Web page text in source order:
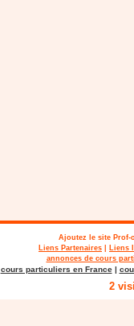
Ajoutez le site Prof-
Liens Partenaires | Liens
annonces de cours
cours particuliers en France|
2